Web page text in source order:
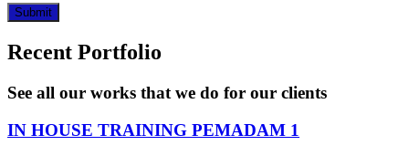
Submit
Recent Portfolio
See all our works that we do for our clients
IN HOUSE TRAINING PEMADAM 1